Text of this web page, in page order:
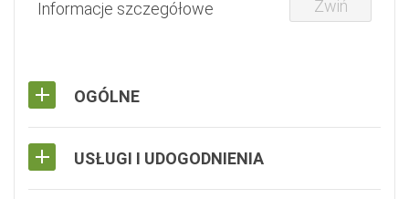
Informacje szczegółowe Zwiń
OGÓLNE
USŁUGI I UDOGODNIENIA